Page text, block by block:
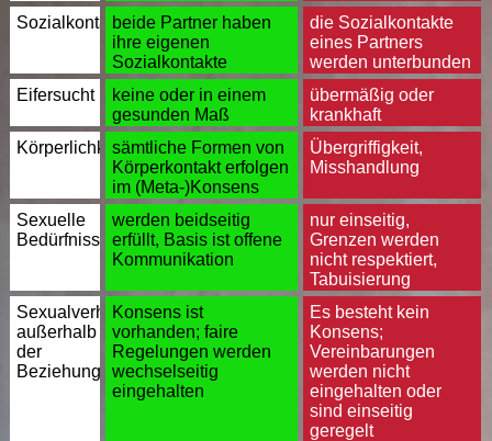
Sozialkontaktebeide Partner haben
ihre eigenen
Sozialkontakte
die Sozialkontakte
eines Partners
werden unterbunden
Eifersucht
keine oder in einem
gesunden Maß
übermäßig oder
krankhaft
Körperlichkeitsämtliche Formen von
Körperkontakt erfolgen
im (Meta-)Konsens
Übergriffigkeit,
Misshandlung
Sexuelle
Bedürfnisse
werden beidseitig
erfüllt, Basis ist offene
Kommunikation
nur einseitig,
Grenzen werden
nicht respektiert,
Tabuisierung
Sexualverhalten
außerhalb
der
Beziehung
Konsens ist
vorhanden; faire
Regelungen werden
wechselseitig
eingehalten
Es besteht kein
Konsens;
Vereinbarungen
werden nicht
eingehalten oder
sind einseitig
geregelt